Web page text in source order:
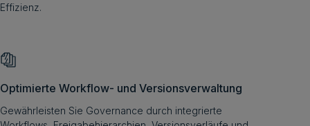
Effizienz.
Optimierte Workflow- und Versionsverwaltung
Gewährleisten Sie Governance durch integrierte